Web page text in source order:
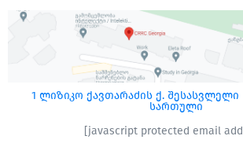
1 ლიზიკო ქავთარაძის ქ. შესასვლელი
სართული
[javascript protected email